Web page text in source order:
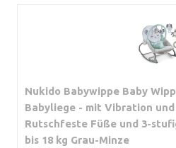
Nukido Babywippe Baby
Babyliege - mit Vibration
Rutschfeste Füße und 3-
bis 18 kg Grau-Minze